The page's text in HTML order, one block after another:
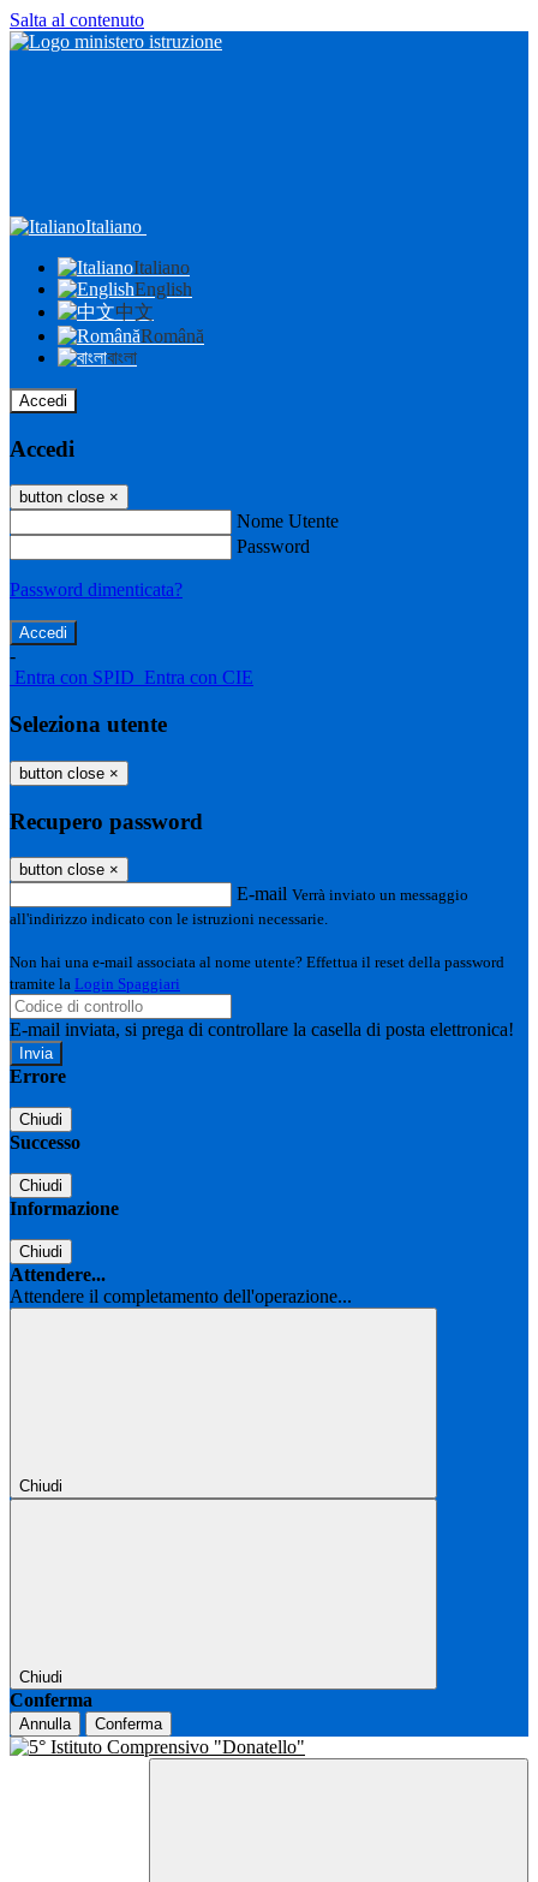
Salta al contenuto
Italiano
Italiano
English
中文
Română
বাংলা
Accedi
Accedi
button close ×
Nome Utente
Password
Password dimenticata?
-
Entra con SPID Entra con CIE
Seleziona utente
button close ×
Recupero password
button close ×
E-mail Verrà inviato un messaggio
all'indirizzo indicato con le istruzioni necessarie.
Non hai una e-mail associata al nome utente? Effettua il reset della password
tramite la Login Spaggiari
E-mail inviata, si prega di controllare la casella di posta elettronica!
Errore
Chiudi
Successo
Chiudi
Informazione
Chiudi
Attendere...
Attendere il completamento dell'operazione...
Chiudi
Chiudi
Conferma
Annulla Conferma